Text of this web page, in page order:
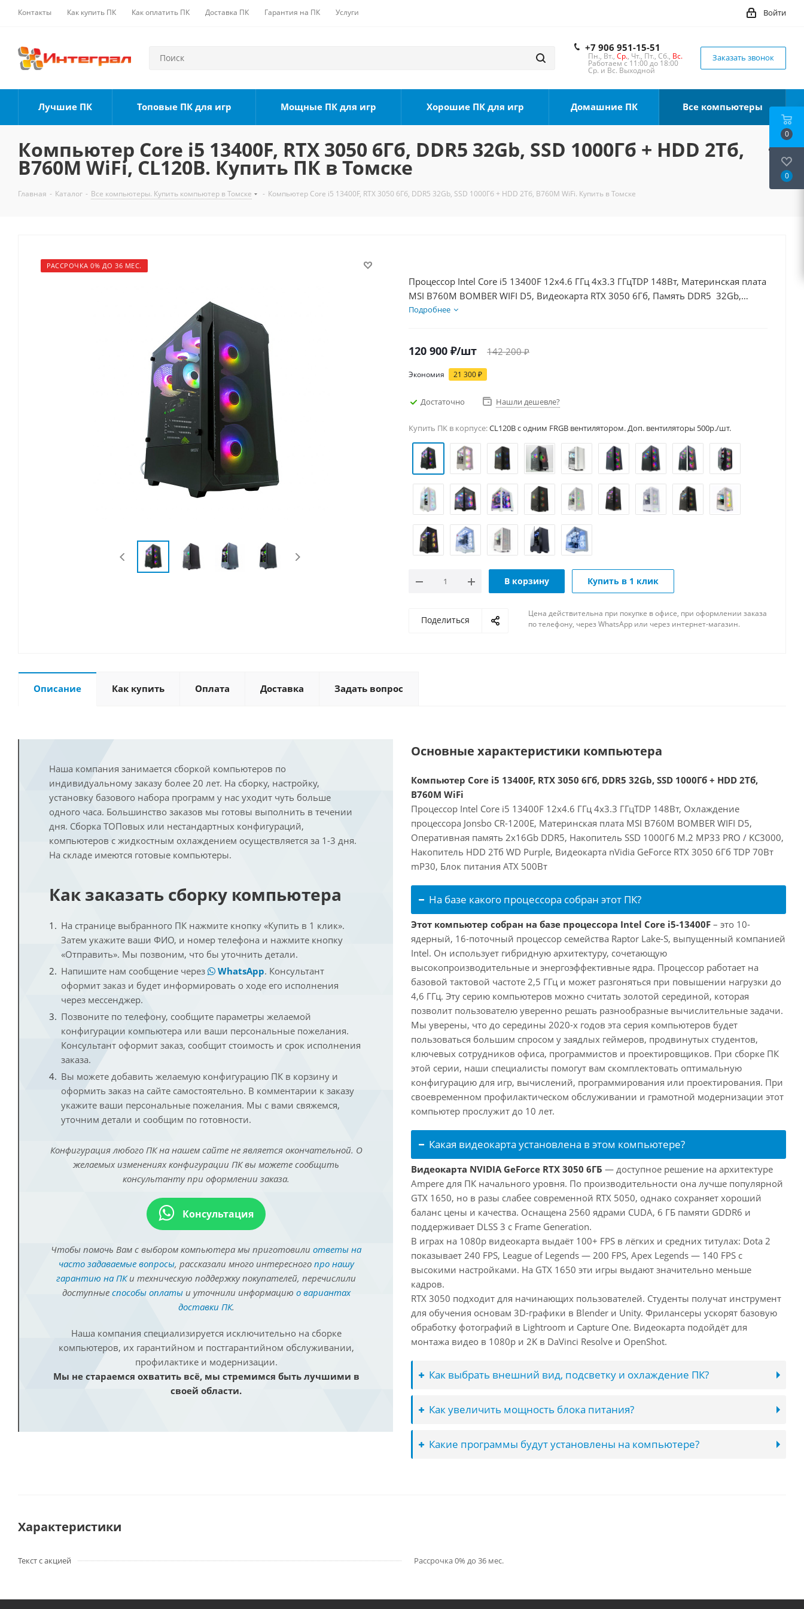
Контакты Как купить ПК Как оплатить ПК Доставка ПК Гарантия на ПК Услуги Войти
+7 906 951-15-51
Пн., Вт., Ср., Чт., Пт., Сб., Вс.
Работаем с 11:00 до 18:00
Ср. и Вс. Выходной
Заказать звонок
Лучшие ПК Топовые ПК для игр Мощные ПК для игр Хорошие ПК для игр Домашние ПК Все компьютеры
Компьютер Core i5 13400F, RTX 3050 6Гб, DDR5 32Gb, SSD 1000Гб + HDD 2Тб,
B760M WiFi, CL120B. Купить ПК в Томске
Главная - Каталог - Все компьютеры. Купить компьютер в Томске - Компьютер Core i5 13400F, RTX 3050 6Гб, DDR5 32Gb, SSD 1000Гб + HDD 2Тб, B760M WiFi. Купить в Томске
РАССРОЧКА 0% ДО 36 МЕС.
Процессор Intel Core i5 13400F 12x4.6 ГГц 4x3.3 ГГцTDP 148Вт, Материнская плата
MSI B760M BOMBER WIFI D5, Видеокарта RTX 3050 6Гб, Память DDR5 32Gb,
Диски SSD 1000Гб + HDD 2Тб, БП 500Вт
Подробнее
120 900 ₽/шт 142 200₽
Экономия 21 300₽
Достаточно Нашли дешевле?
Купить ПК в корпусе:CL120B c одним FRGB вентилятором. Доп. вентиляторы 500р./шт.
В корзину Купить в 1 клик
Поделиться
Цена действительна при покупке в офисе, при оформлении заказа
по телефону, через WhatsApp или через интернет-магазин.
Описание Как купить Оплата Доставка Задать вопрос
Наша компания занимается сборкой компьютеров по
индивидуальному заказу более 20 лет. На сборку, настройку,
установку базового набора программ у нас уходит чуть больше
одного часа. Большинство заказов мы готовы выполнить в течении
дня. Сборка ТОПовых или нестандартных конфигураций,
компьютеров с жидкостным охлаждением осуществляется за 1-3 дня.
На складе имеются готовые компьютеры.
Как заказать сборку компьютера
На странице выбранного ПК нажмите кнопку «Купить в 1 клик».
Затем укажите ваши ФИО, и номер телефона и нажмите кнопку
«Отправить». Мы позвоним, что бы уточнить детали.
Напишите нам сообщение через
WhatsApp. Консультант
оформит заказ и будет информировать о ходе его исполнения
через мессенджер.
Позвоните по телефону, сообщите параметры желаемой
конфигурации компьютера или ваши персональные пожелания.
Консультант оформит заказ, сообщит стоимость и срок исполнения
заказа.
Вы можете добавить желаемую конфигурацию ПК в корзину и
оформить заказ на сайте самостоятельно. В комментарии к заказу
укажите ваши персональные пожелания. Мы с вами свяжемся,
уточним детали и сообщим по готовности.
Конфигурация любого ПК на нашем сайте не является окончательной. О
желаемых изменениях конфигурации ПК вы можете сообщить
консультанту при оформлении заказа.
Консультация
Чтобы помочь Вам с выбором компьютера мы приготовили ответы на
часто задаваемые вопросы, рассказали много интересного про нашу
гарантию на ПКи техническую поддержку покупателей, перечислили
доступные способы оплатыи уточнили информацию о вариантах
доставки ПК.
Наша компания специализируется исключительно на сборке
компьютеров, их гарантийном и постгарантийном обслуживании,
профилактике и модернизации.
Мы не стараемся охватить всё, мы стремимся быть лучшими в
своей области.
Основные характеристики компьютера
Компьютер Core i5 13400F, RTX 3050 6Гб, DDR5 32Gb, SSD 1000Гб + HDD 2Тб,
B760M WiFi
Процессор Intel Core i5 13400F 12x4.6 ГГц 4x3.3 ГГцTDP 148Вт, Охлаждение
процессора Jonsbo CR-1200E, Материнская плата MSI B760M BOMBER WIFI D5,
Оперативная память 2x16Gb DDR5, Накопитель SSD 1000Гб M.2 MP33 PRO / KC3000,
Накопитель HDD 2Тб WD Purple, Видеокарта nVidia GeForce RTX 3050 6Гб TDP 70Вт
mP30, Блок питания ATX 500Вт
На базе какого процессора собран этот ПК?
Этот компьютер собран на базе процессора Intel Core i5-13400F – это 10-
ядерный, 16-поточный процессор семейства Raptor Lake-S, выпущенный компанией
Intel. Он использует гибридную архитектуру, сочетающую
высокопроизводительные и энергоэффективные ядра. Процессор работает на
базовой тактовой частоте 2,5 ГГц и может разгоняться при повышении нагрузки до
4,6 ГГц. Эту серию компьютеров можно считать золотой серединой, которая
позволит пользователю уверенно решать разнообразные вычислительные задачи.
Мы уверены, что до середины 2020-х годов эта серия компьютеров будет
пользоваться большим спросом у заядлых геймеров, продвинутых студентов,
ключевых сотрудников офиса, программистов и проектировщиков. При сборке ПК
этой серии, наши специалисты помогут вам скомплектовать оптимальную
конфигурацию для игр, вычислений, программирования или проектирования. При
своевременном профилактическом обслуживании и грамотной модернизации этот
компьютер прослужит до 10 лет.
Какая видеокарта установлена в этом компьютере?
Видеокарта NVIDIA GeForce RTX 3050 6ГБ — доступное решение на архитектуре
Ampere для ПК начального уровня. По производительности она лучше популярной
GTX 1650, но в разы слабее современной RTX 5050, однако сохраняет хороший
баланс цены и качества. Оснащена 2560 ядрами CUDA, 6 ГБ памяти GDDR6 и
поддерживает DLSS 3 с Frame Generation.
В играх на 1080p видеокарта выдаёт 100+ FPS в лёгких и средних титулах: Dota 2
показывает 240 FPS, League of Legends — 200 FPS, Apex Legends — 140 FPS с
высокими настройками. На GTX 1650 эти игры выдают значительно меньше
кадров.
RTX 3050 подходит для начинающих пользователей. Студенты получат инструмент
для обучения основам 3D-графики в Blender и Unity. Фрилансеры ускорят базовую
обработку фотографий в Lightroom и Capture One. Видеокарта подойдёт для
монтажа видео в 1080p и 2K в DaVinci Resolve и OpenShot.
Как выбрать внешний вид, подсветку и охлаждение ПК?
Как увеличить мощность блока питания?
Какие программы будут установлены на компьютере?
Характеристики
Текст с акцией Рассрочка 0% до 36 мес.
0
0